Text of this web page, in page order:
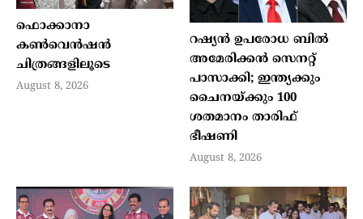
ഫൊക്കാനാ
കണ്‍വെന്‍ഷന്‍
ചിത്രങ്ങളിലൂടെ
August 8, 2026
റഷ്യന്‍ ഉപരോധ ബില്‍
അമേരിക്കന്‍ സെനറ്റ്
പാസാക്കി; ഇന്ത്യക്കും
ചൈനയ്ക്കും 100
ശതമാനം താരിഫ്
ഭീഷണി
August 8, 2026